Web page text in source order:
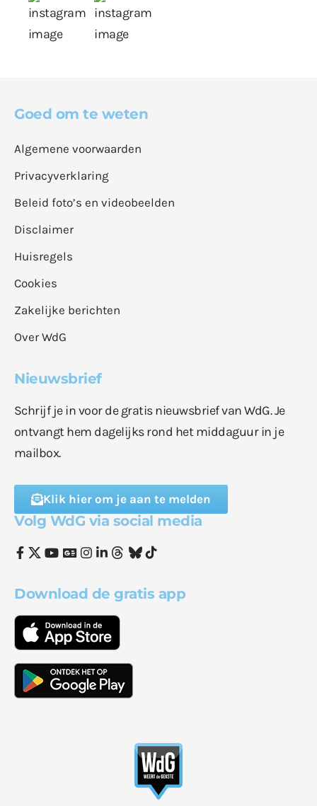
Goed om te weten
Algemene voorwaarden
Privacyverklaring
Beleid foto’s en videobeelden
Disclaimer
Huisregels
Cookies
Zakelijke berichten
Over WdG
Nieuwsbrief
Schrijf je in voor de gratis nieuwsbrief van WdG. Je
ontvangt hem dagelijks rond het middaguur in je
mailbox.
Klik hier om je aan te melden
Volg WdG via social media
Download de gratis app